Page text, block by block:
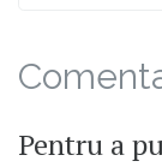
Pentru a